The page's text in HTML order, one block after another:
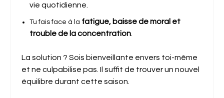
vie quotidienne.
Tu fais face à la fatigue, baisse de moral et
trouble de la concentration.
La solution ? Sois bienveillante envers toi-même
et ne culpabilise pas. Il suffit de trouver un nouvel
équilibre durant cette saison.